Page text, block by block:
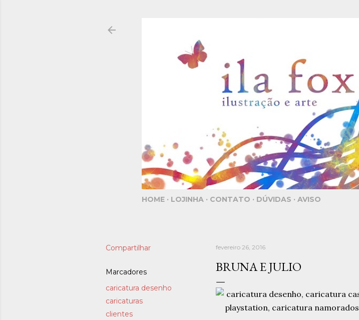
HOME LOJINHA CONTATO DÚVIDAS AVISO
Compartilhar
Marcadores
caricatura desenho
caricaturas
clientes
fevereiro 26, 2016
BRUNA E JULIO